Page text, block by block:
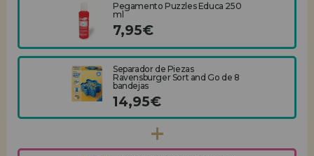
Pegamento Puzzles Educa 250
ml
7,95€
Separador de Piezas
Ravensburger Sort and Go de 8
bandejas
14,95€